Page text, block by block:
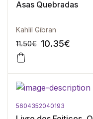
Asas Quebradas
Kahlil Gibran
11.50€ 10.35€
5604352040193